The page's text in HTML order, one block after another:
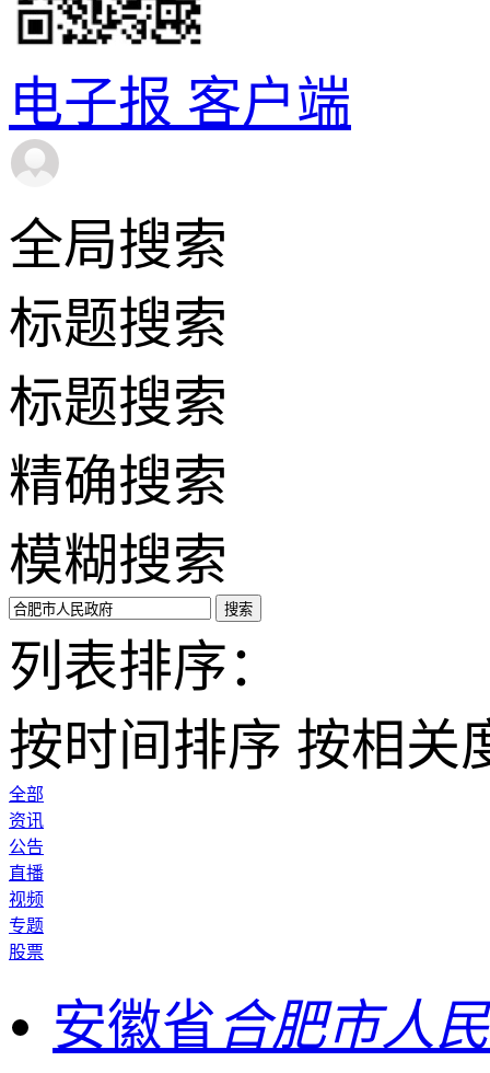
电子报 客户端
全局搜索
标题搜索
标题搜索
精确搜索
模糊搜索
搜索
列表排序：
按时间排序 按相关
全部
资讯
公告
直播
视频
专题
股票
安徽省合肥市人